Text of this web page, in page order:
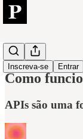
Inscreva-se Entrar
Tech
Como
APIs são uma